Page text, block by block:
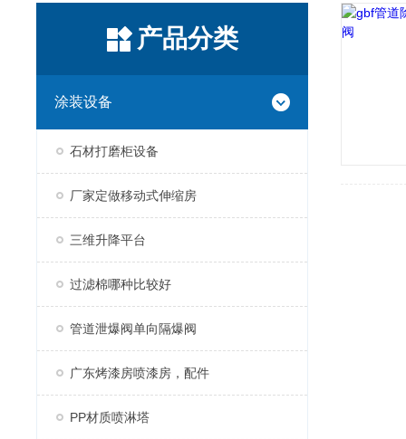
产品分类
涂装设备
石材打磨柜设备
厂家定做移动式伸缩房
三维升降平台
过滤棉哪种比较好
管道泄爆阀单向隔爆阀
广东烤漆房喷漆房，配件
PP材质喷淋塔